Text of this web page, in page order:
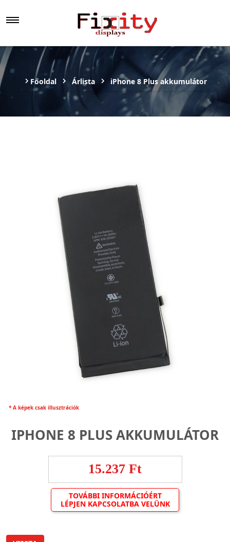
Főoldal Árlista iPhone 8 Plus akkumulátor
* A képek csak illusztrációk
IPHONE 8 PLUS AKKUMULÁTOR
15.237 Ft
TOVÁBBI INFORMÁCIÓÉRT
LÉPJEN KAPCSOLATBA VELÜNK